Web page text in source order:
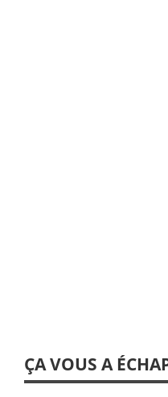
ÇA VOUS A